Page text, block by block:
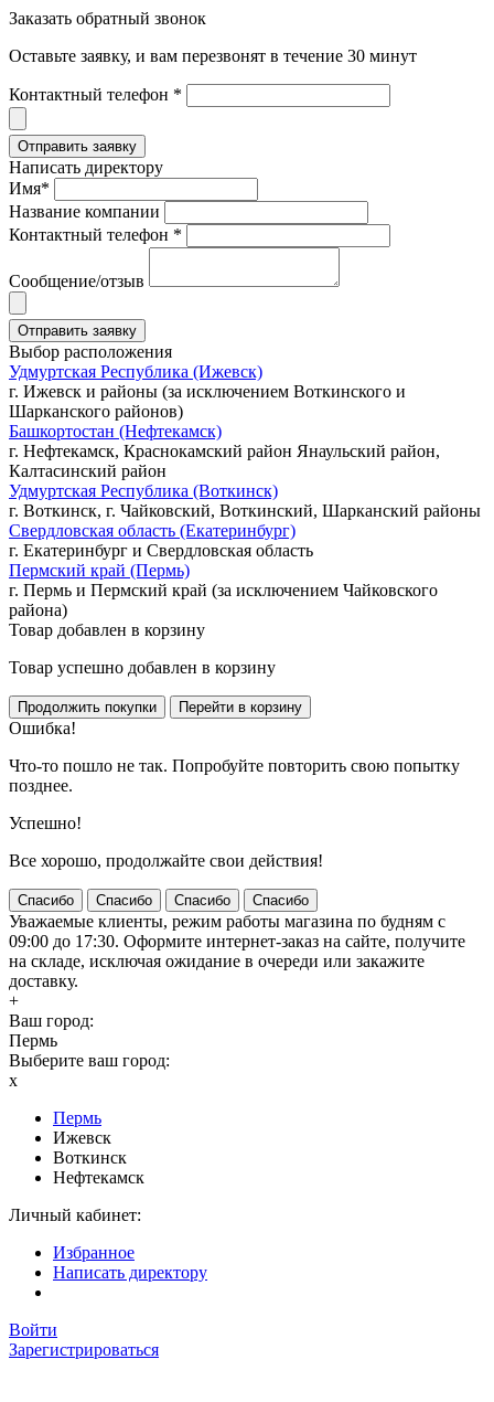
Заказать обратный звонок
Оставьте заявку, и вам перезвонят в течение 30 минут
Контактный телефон *
Написать директору
Имя*
Название компании
Контактный телефон *
Сообщение/отзыв
Выбор расположения
Удмуртская Республика (Ижевск)
г. Ижевск и районы (за исключением Воткинского и
Шарканского районов)
Башкортостан (Нефтекамск)
г. Нефтекамск, Краснокамский район Янаульский район,
Калтасинский район
Удмуртская Республика (Воткинск)
г. Воткинск, г. Чайковский, Воткинский, Шарканский районы
Свердловская область (Екатеринбург)
г. Екатеринбург и Свердловская область
Пермский край (Пермь)
г. Пермь и Пермский край (за исключением Чайковского
района)
Товар добавлен в корзину
Товар успешно добавлен в корзину
Ошибка!
Что-то пошло не так. Попробуйте повторить свою попытку
позднее.
Успешно!
Все хорошо, продолжайте свои действия!
Спасибо Спасибо Спасибо Спасибо
Уважаемые клиенты, режим работы магазина по будням с
09:00 до 17:30. Оформите интернет-заказ на сайте, получите
на складе, исключая ожидание в очереди или закажите
доставку.
+
Ваш город:
Пермь
Выберите ваш город:
x
Пермь
Ижевск
Воткинск
Нефтекамск
Личный кабинет:
Избранное
Написать директору
Войти
Зарегистрироваться